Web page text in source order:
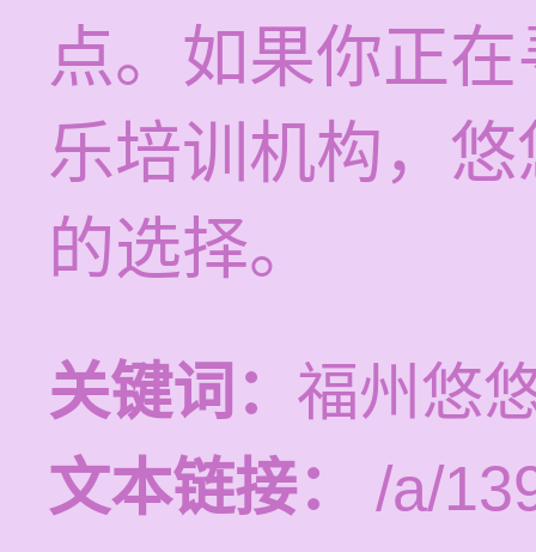
点。如果你正
乐培训机构，
的选择。
关键词： 福州悠
文本链接：
/a/